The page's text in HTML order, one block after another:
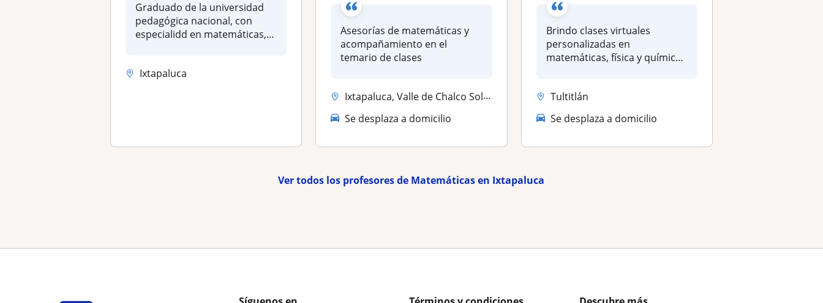
Graduado de la universidad
pedagógica nacional, con
especialidd en matemáticas,
Ixtapaluca
Asesorías de matemáticas y
acompañamiento en el
temario de clases
Ixtapaluca, Valle de Chalco Solidaridad
Se desplaza a domicilio
Brindo clases virtuales
personalizadas en
matemáticas, física y química,
Tultitlán
Se desplaza a domicilio
Ver todos los profesores de Matemáticas en Ixtapaluca